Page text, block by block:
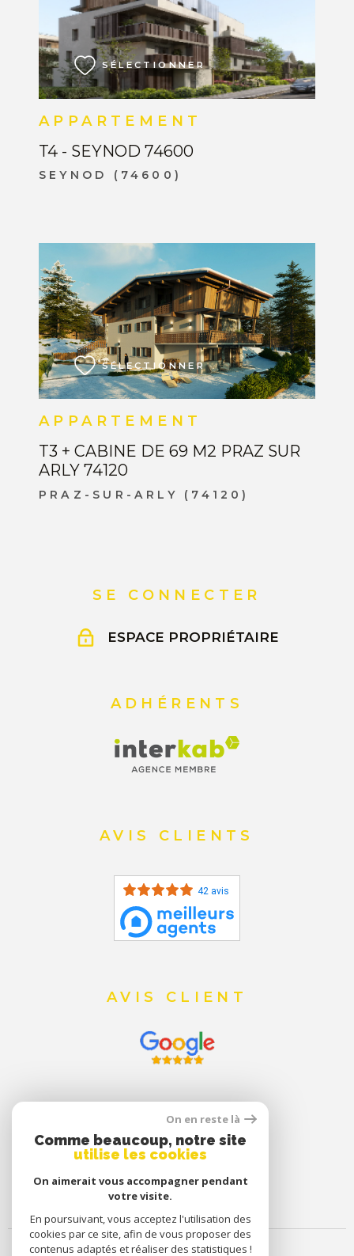
APPARTEMENT
T4 - SEYNOD 74600
SEYNOD (74600)
SÉLECTIONNER
VOIR LE BIEN
APPARTEMENT
T3 + CABINE DE 69 M2 PRAZ SUR
ARLY 74120
PRAZ-SUR-ARLY (74120)
SÉLECTIONNER
VOIR LE BIEN
SE CONNECTER
ESPACE PROPRIÉTAIRE
ADHÉRENTS
AVIS CLIENTS
42 avis
AVIS CLIENT
On en reste là
Comme beaucoup, notre site
utilise les cookies
On aimerait vous accompagner pendant
votre visite.
En poursuivant, vous acceptez l'utilisation des
cookies par ce site, afin de vous proposer des
contenus adaptés et réaliser des statistiques !